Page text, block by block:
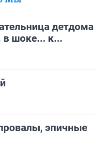
детдома
в шоке... к...
эпичные